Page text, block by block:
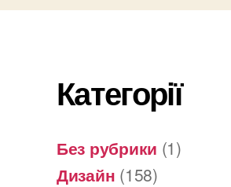
Категорії
Без рубрики (1)
Дизайн (158)